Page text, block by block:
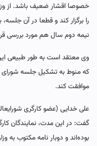
خصوصا اقشار ضعیف باشد. از
را برگزار کند و قطعا در آن
نیمه دوم سال هم مورد بررسی
وی معتقد است به طور طبیعی این
که منوط به تشکیل جلسه شورای
موافقت کند.
گفت: در این مدت، نمایندگان
بوده‌اند و دوبار نامه مکتوب به